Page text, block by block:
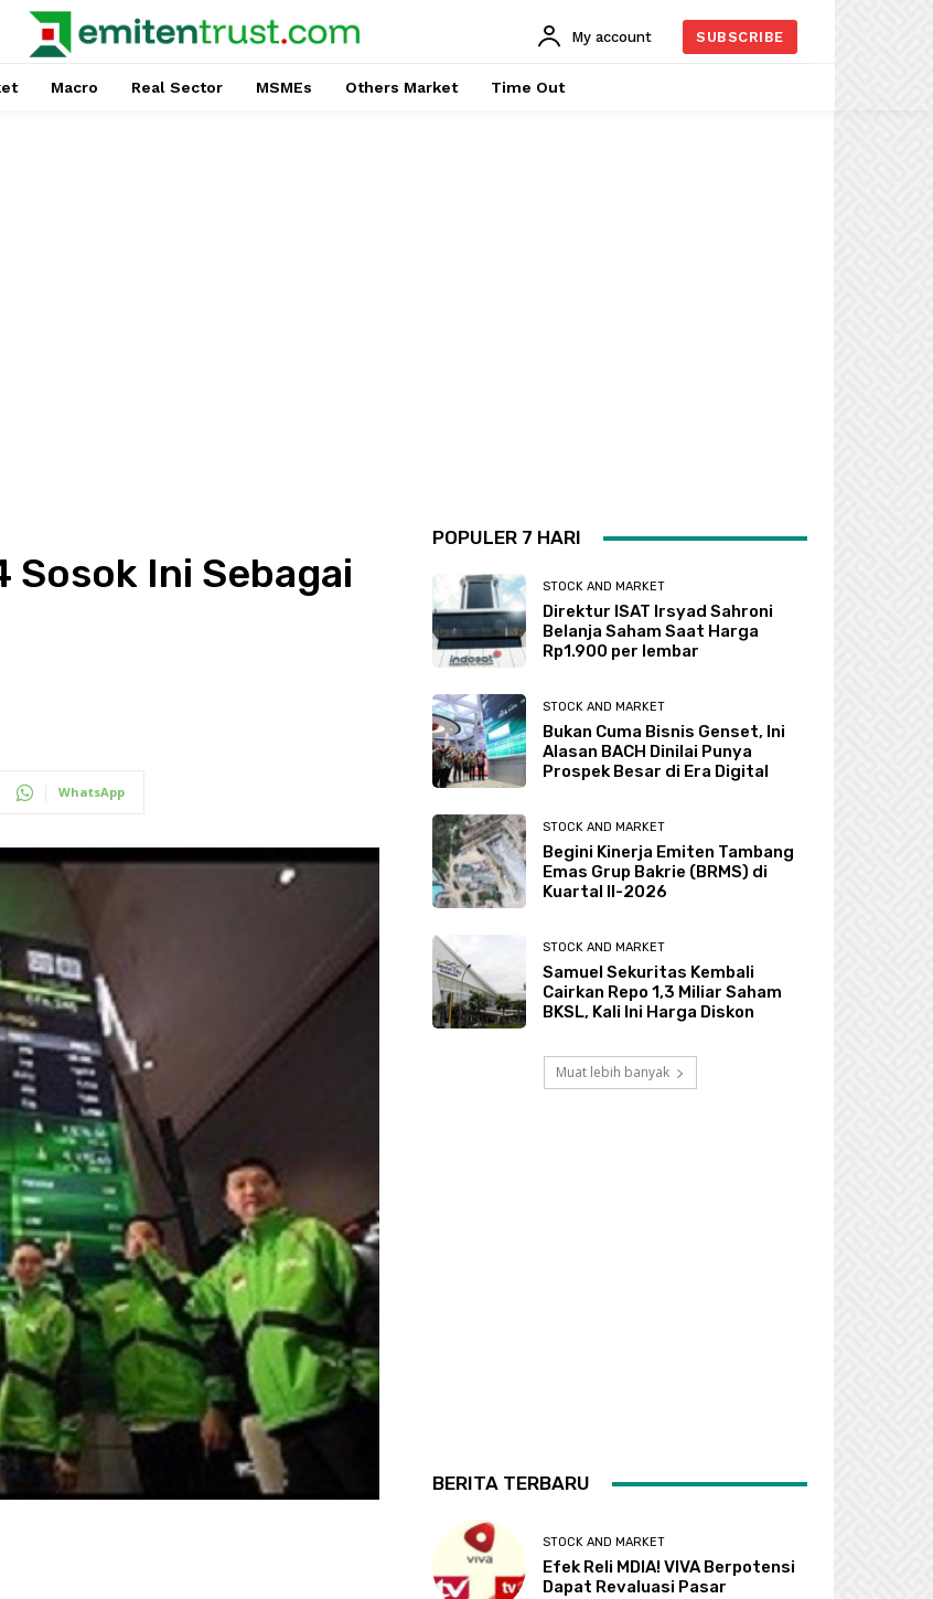
My account SUBSCRIBE
Macro Real Sector MSMEs Others Market Time Out
Sosok Ini Sebagai
WhatsApp
POPULER 7 HARI
STOCK AND MARKET
Direktur ISAT Irsyad Sahroni
Belanja Saham Saat Harga
Rp1.900 per lembar
STOCK AND MARKET
Bukan Cuma Bisnis Genset, Ini
Alasan BACH Dinilai Punya
Prospek Besar di Era Digital
STOCK AND MARKET
Begini Kinerja Emiten Tambang
Emas Grup Bakrie (BRMS) di
Kuartal II-2026
STOCK AND MARKET
Samuel Sekuritas Kembali
Cairkan Repo 1,3 Miliar Saham
BKSL, Kali Ini Harga Diskon
Muat lebih banyak
BERITA TERBARU
STOCK AND MARKET
Efek Reli MDIA! VIVA Berpotensi
Dapat Revaluasi Pasar